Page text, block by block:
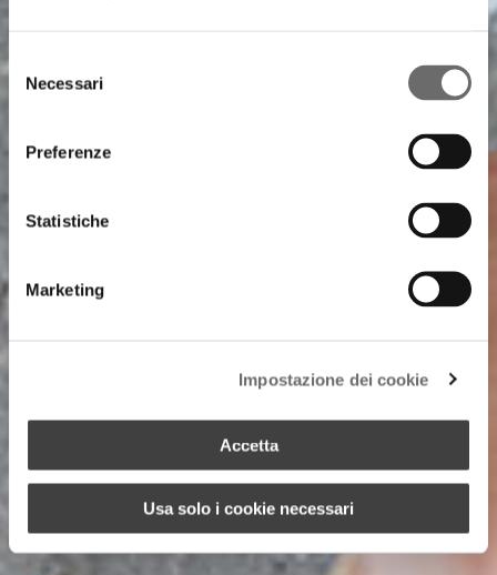
Selezione
delNecessari
Preferenze
Statistiche
Marketing
Impostazione dei cookie
Accetta
Usa solo i cookie necessari